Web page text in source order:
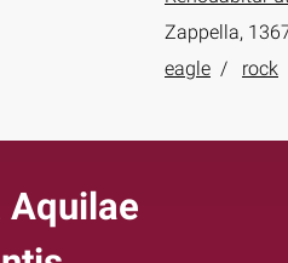
Zappella,
eagle rock
Aquilae